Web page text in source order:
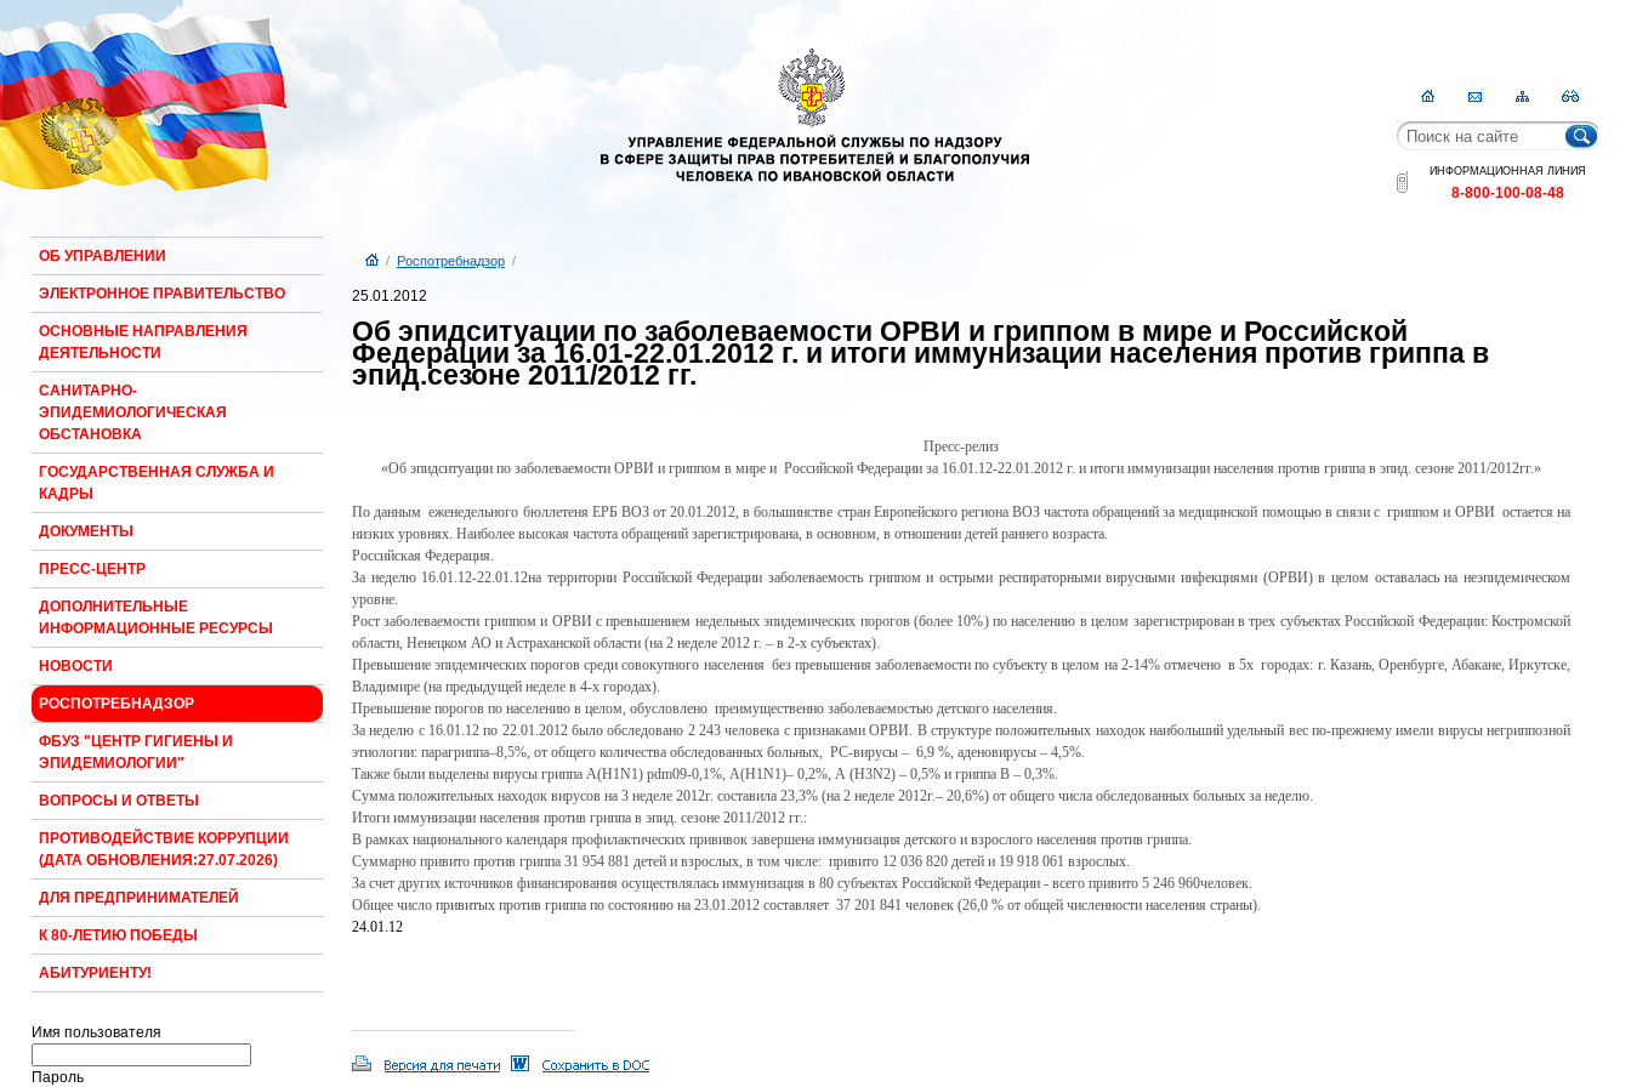
ГлавнаяКонтактыКарта
сайта
RSS
ИНФОРМАЦИОННАЯ ЛИНИЯ
8-800-100-08-48
ОБ УПРАВЛЕНИИ
ЭЛЕКТРОННОЕ ПРАВИТЕЛЬСТВО
ОСНОВНЫЕ НАПРАВЛЕНИЯ
ДЕЯТЕЛЬНОСТИ
САНИТАРНО-
ЭПИДЕМИОЛОГИЧЕСКАЯ
ОБСТАНОВКА
ГОСУДАРСТВЕННАЯ СЛУЖБА И
КАДРЫ
ДОКУМЕНТЫ
ПРЕСС-ЦЕНТР
ДОПОЛНИТЕЛЬНЫЕ
ИНФОРМАЦИОННЫЕ РЕСУРСЫ
НОВОСТИ
РОСПОТРЕБНАДЗОР
ФБУЗ "ЦЕНТР ГИГИЕНЫ И
ЭПИДЕМИОЛОГИИ"
ВОПРОСЫ И ОТВЕТЫ
ПРОТИВОДЕЙСТВИЕ КОРРУПЦИИ
(ДАТА ОБНОВЛЕНИЯ:27.07.2026)
ДЛЯ ПРЕДПРИНИМАТЕЛЕЙ
К 80-ЛЕТИЮ ПОБЕДЫ
АБИТУРИЕНТУ!
Имя пользователя
Пароль
/ Роспотребнадзор/
25.01.2012
Об эпидситуации по заболеваемости ОРВИ и гриппом в мире и Российской
Федерации за 16.01-22.01.2012 г. и итоги иммунизации населения против гриппа в
эпид.сезоне 2011/2012 гг.
Пресс-релиз
«Об эпидситуации по заболеваемости ОРВИ и гриппом в мире и Российской Федерации за 16.01.12-22.01.2012 г. и итоги иммунизации населения против гриппа в эпид. сезоне 2011/2012гг.»
По данным еженедельного бюллетеня ЕРБ ВОЗ от 20.01.2012, в большинстве стран Европейского региона ВОЗ частота обращений за медицинской помощью в связи с гриппом и ОРВИ остается на
низких уровнях. Наиболее высокая частота обращений зарегистрирована, в основном, в отношении детей раннего возраста.
Российская Федерация.
За неделю 16.01.12-22.01.12на территории Российской Федерации заболеваемость гриппом и острыми респираторными вирусными инфекциями (ОРВИ) в целом оставалась на неэпидемическом
уровне.
Рост заболеваемости гриппом и ОРВИ с превышением недельных эпидемических порогов (более 10%) по населению в целом зарегистрирован в трех субъектах Российской Федерации: Костромской
области, Ненецком АО и Астраханской области (на 2 неделе 2012 г. – в 2-х субъектах).
Превышение эпидемических порогов среди совокупного населения без превышения заболеваемости по субъекту в целом на 2-14% отмечено в 5х городах: г. Казань, Оренбурге, Абакане, Иркутске,
Владимире (на предыдущей неделе в 4-х городах).
Превышение порогов по населению в целом, обусловлено преимущественно заболеваемостью детского населения.
За неделю с 16.01.12 по 22.01.2012 было обследовано 2 243 человека с признаками ОРВИ. В структуре положительных находок наибольший удельный вес по-прежнему имели вирусы негриппозной
этиологии: парагриппа–8,5%, от общего количества обследованных больных, РС-вирусы – 6,9 %, аденовирусы – 4,5%.
Также были выделены вирусы гриппа А(Н1N1) pdm09-0,1%, А(Н1N1)– 0,2%, А (Н3N2) – 0,5% и гриппа В – 0,3%.
Сумма положительных находок вирусов на 3 неделе 2012г. составила 23,3% (на 2 неделе 2012г.– 20,6%) от общего числа обследованных больных за неделю.
Итоги иммунизации населения против гриппа в эпид. сезоне 2011/2012 гг.:
В рамках национального календаря профилактических прививок завершена иммунизация детского и взрослого населения против гриппа.
Суммарно привито против гриппа 31 954 881 детей и взрослых, в том числе: привито 12 036 820 детей и 19 918 061 взрослых.
За счет других источников финансирования осуществлялась иммунизация в 80 субъектах Российской Федерации - всего привито 5 246 960человек.
Общее число привитых против гриппа по состоянию на 23.01.2012 составляет 37 201 841 человек (26,0 % от общей численности населения страны).
24.01.12